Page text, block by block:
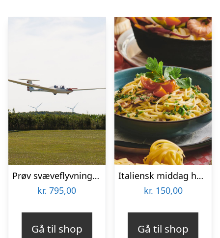
Prøv svæveflyvning hos Viborg Svæveflyveklub
kr. 795,00
Gå til shop
Italiensk middag hos Restaurant Pulcinella
kr. 150,00
Gå til shop